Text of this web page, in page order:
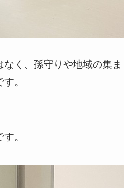
く、孫守りや地域の集ま
。
。